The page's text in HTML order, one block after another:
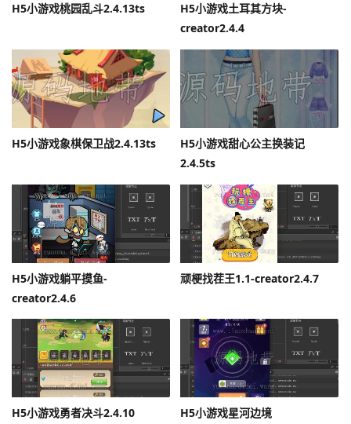
H5小游戏桃园乱斗2.4.13ts
H5小游戏土耳其方块-
creator2.4.4
H5小游戏象棋保卫战2.4.13ts
H5小游戏甜心公主换装记
2.4.5ts
H5小游戏躺平摸鱼-
creator2.4.6
顽梗找茬王1.1-creator2.4.7
H5小游戏勇者决斗2.4.10
H5小游戏星河边境